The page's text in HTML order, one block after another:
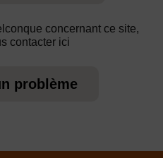
concernant ce site,
contacter ici
problème